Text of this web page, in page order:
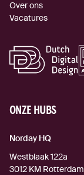
Over ons
Vacatures
ONZE HUBS
Norday HQ
Westblaak 122a
3012 KM Rotterdam